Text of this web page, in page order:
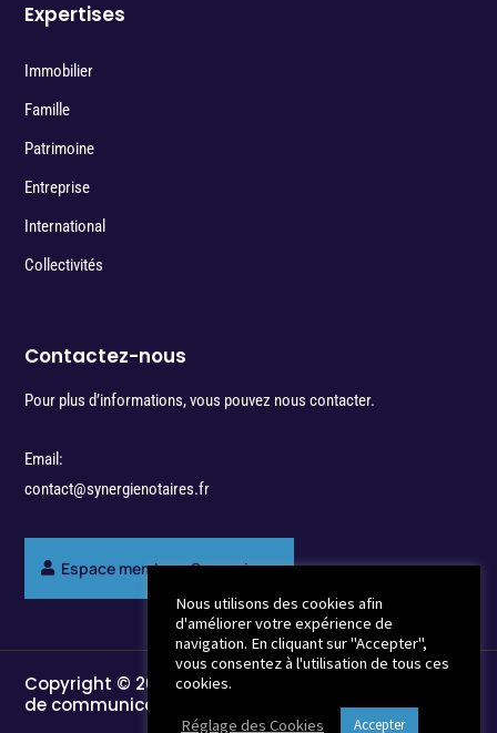
Expertises
Immobilier
Famille
Patrimoine
Entreprise
International
Collectivités
Contactez-nous
Pour plus d’informations, vous pouvez nous contacter.
Email:
contact@synergienotaires.fr
Espace membres Synergie
Copyright © 2022 - Break-Out Company - Agence
de communication
Nous utilisons des cookies afin
d'améliorer votre expérience de
navigation. En cliquant sur "Accepter",
vous consentez à l'utilisation de tous ces
cookies.
Réglage des Cookies Accepter